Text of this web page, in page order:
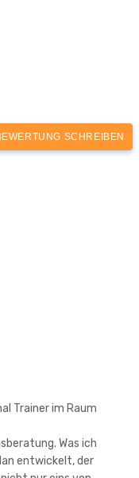
SCHREIBEN
Trainer im Raum
Was ich
entwickelt, der